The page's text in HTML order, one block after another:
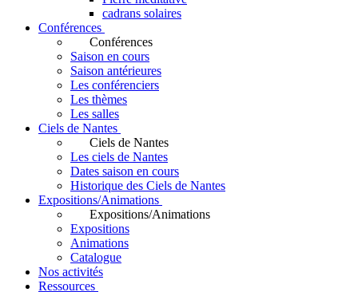
cadrans solaires
Conférences
Conférences
Saison en cours
Saison antérieures
Les conférenciers
Les thèmes
Les salles
Ciels de Nantes
Ciels de Nantes
Les ciels de Nantes
Dates saison en cours
Historique des Ciels de Nantes
Expositions/Animations
Expositions/Animations
Expositions
Animations
Catalogue
Nos activités
Ressources